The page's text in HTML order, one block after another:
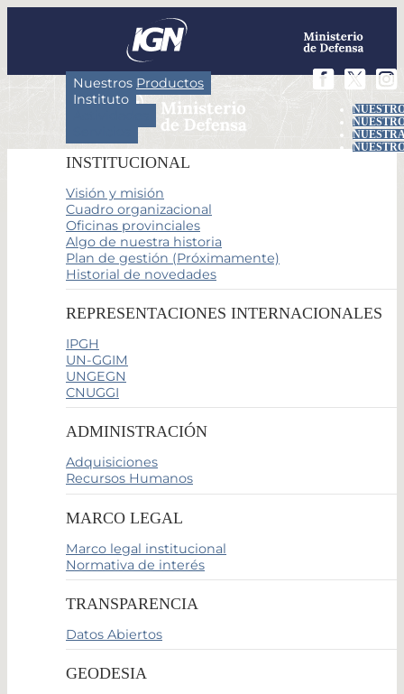
Nuestros Productos
Instituto
INSTITUCIONAL
Visión y misión
Cuadro organizacional
Oficinas provinciales
Algo de nuestra historia
Plan de gestión (Próximamente)
Historial de novedades
REPRESENTACIONES INTERNACIONALES
IPGH
UN-GGIM
UNGEGN
CNUGGI
ADMINISTRACIÓN
Adquisiciones
Recursos Humanos
MARCO LEGAL
Marco legal institucional
Normativa de interés
TRANSPARENCIA
Datos Abiertos
GEODESIA